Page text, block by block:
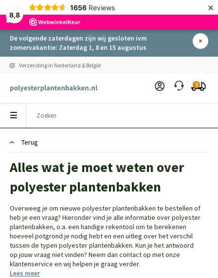
8,8
1656 Reviews ×
De volgende zaterdagen zijn wij gesloten ivm
zomervakantie: Zaterdag 1, 8 en 15 augustus
Verzending in Nederland & België
0
Terug
Alles wat je moet weten over
polyester plantenbakken
Overweeg je om nieuwe polyester plantenbakken te bestellen of
heb je een vraag? Hieronder vind je alle informatie over polyester
plantenbakken, o.a. een handige rekentool om te berekenen
hoeveel potgrond je nodig hebt en een uitleg over het verschil
tussen de typen polyester plantenbakken. Kun je het antwoord
op jouw vraag niet vinden? Neem dan contact op met onze
klantenservice en wij helpen je graag verder.
Lees meer